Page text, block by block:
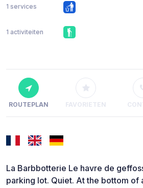
1 services
1 activiteiten
ROUTEPLAN FAVORIETEN
La Barbbotterie Le havre de
parking lot. Quiet. At the bottom of